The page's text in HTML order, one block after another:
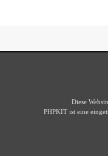
Diese
PHPKIT ist eine